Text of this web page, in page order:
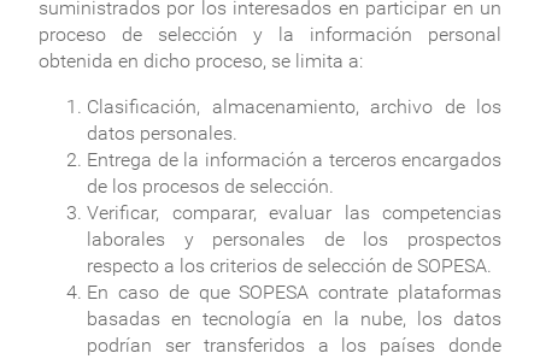
suministrados por los interesados en participar en un
proceso de selección y la información personal
obtenida en dicho proceso, se limita a:
Clasificación, almacenamiento, archivo de los
datos personales.
Entrega de la información a terceros encargados
de los procesos de selección.
Verificar, comparar, evaluar las competencias
laborales y personales de los prospectos
respecto a los criterios de selección de SOPESA.
En caso de que SOPESA contrate plataformas
basadas en tecnología en la nube, los datos
podrían ser transferidos a los países donde